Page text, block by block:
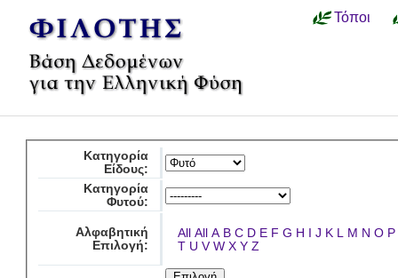
Τόποι
Κατηγορία
Είδους:
Κατηγορία
Φυτού:
Αλφαβητική
Επιλογή:
All All A B C D E F G H I J K L M N O P
T U V W X Y Z